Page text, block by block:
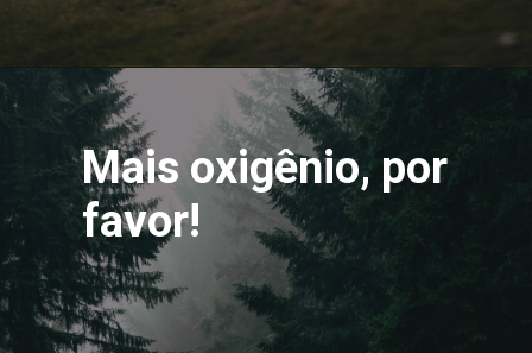
Mais oxigênio, por
favor!